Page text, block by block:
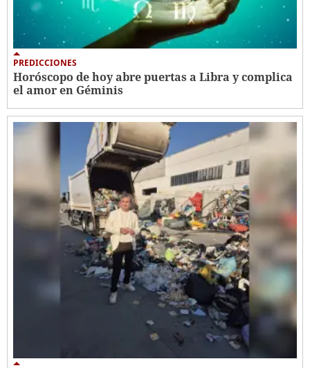
PREDICCIONES
Horóscopo de hoy abre puertas a Libra y complica
el amor en Géminis